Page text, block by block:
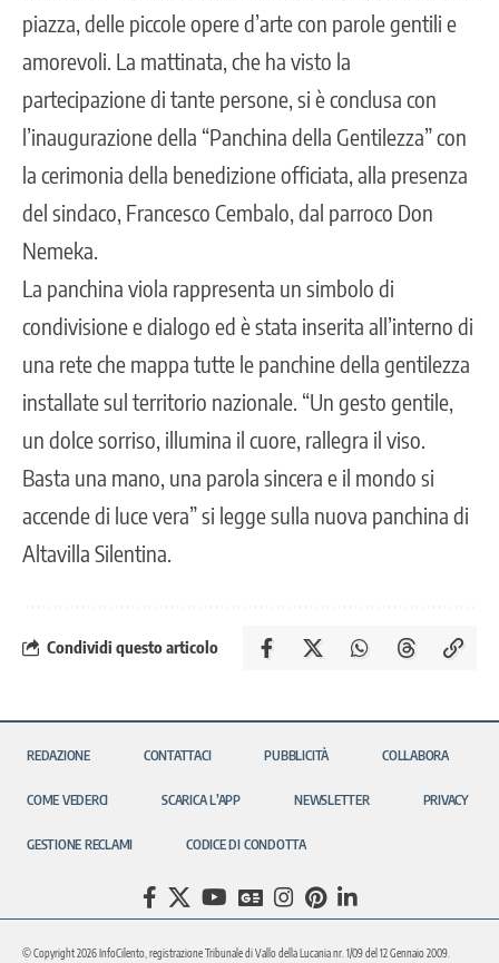
piazza, delle piccole opere d’arte con parole gentili e
amorevoli. La mattinata, che ha visto la
partecipazione di tante persone, si è conclusa con
l’inaugurazione della “Panchina della Gentilezza” con
la cerimonia della benedizione officiata, alla presenza
del sindaco, Francesco Cembalo, dal parroco Don
Nemeka.
La panchina viola rappresenta un simbolo di
condivisione e dialogo ed è stata inserita all’interno di
una rete che mappa tutte le panchine della gentilezza
installate sul territorio nazionale. “Un gesto gentile,
un dolce sorriso, illumina il cuore, rallegra il viso.
Basta una mano, una parola sincera e il mondo si
accende di luce vera” si legge sulla nuova panchina di
Altavilla Silentina.
Condividi questo articolo
REDAZIONE CONTATTACI PUBBLICITÀ COLLABORA
COME VEDERCI SCARICA L’APP NEWSLETTER PRIVACY
GESTIONE RECLAMI CODICE DI CONDOTTA
© Copyright 2026 InfoCilento, registrazione Tribunale di Vallo della Lucania nr. 1/09 del 12 Gennaio 2009.